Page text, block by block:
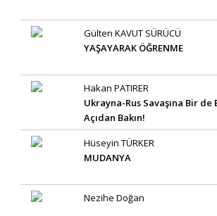
Gülten KAVUT SÜRÜCÜ
YAŞAYARAK ÖĞRENME
Hakan PATIRER
Ukrayna-Rus Savaşına Bir de
Açıdan Bakın!
Hüseyin TÜRKER
MUDANYA
Nezihe Doğan